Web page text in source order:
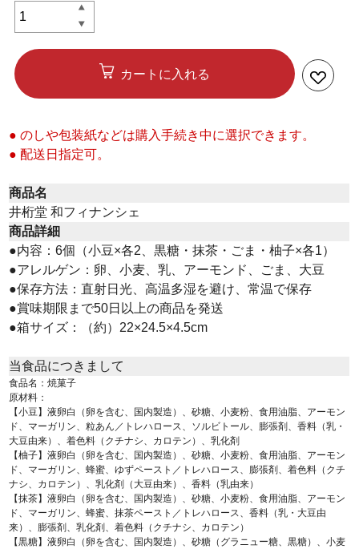
カートに入れる
● のしや包装紙などは購入手続き中に選択できます。
● 配送日指定可。
商品名
井桁堂 和フィナンシェ
商品詳細
●内容：6個（小豆×各2、黒糖・抹茶・ごま・柚子×各1）
●アレルゲン：卵、小麦、乳、アーモンド、ごま、大豆
●保存方法：直射日光、高温多湿を避け、常温で保存
●賞味期限まで50日以上の商品を発送
●箱サイズ：（約）22×24.5×4.5cm
当食品につきまして
食品名：焼菓子
原材料：
【小豆】液卵白（卵を含む、国内製造）、砂糖、小麦粉、食用油脂、アーモン
ド、マーガリン、粒あん／トレハロース、ソルビトール、膨張剤、香料（乳・
大豆由来）、着色料（クチナシ、カロテン）、乳化剤
【柚子】液卵白（卵を含む、国内製造）、砂糖、小麦粉、食用油脂、アーモン
ド、マーガリン、蜂蜜、ゆずペースト／トレハロース、膨張剤、着色料（クチ
ナシ、カロテン）、乳化剤（大豆由来）、香料（乳由来）
【抹茶】液卵白（卵を含む、国内製造）、砂糖、小麦粉、食用油脂、アーモン
ド、マーガリン、蜂蜜、抹茶ペースト／トレハロース、香料（乳・大豆由
来）、膨張剤、乳化剤、着色料（クチナシ、カロテン）
【黒糖】液卵白（卵を含む、国内製造）、砂糖（グラニュー糖、黒糖）、小麦